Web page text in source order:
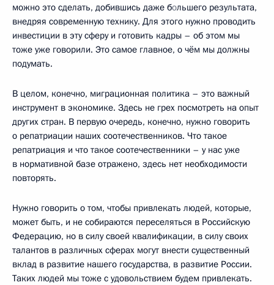
можно это сделать, добившись даже большего результата,
внедряя современную технику. Для этого нужно проводить
инвестиции в эту сферу и готовить кадры – об этом мы
тоже уже говорили. Это самое главное, о чём мы должны
подумать.
В целом, конечно, миграционная политика – это важный
инструмент в экономике. Здесь не грех посмотреть на опыт
других стран. В первую очередь, конечно, нужно говорить
о репатриации наших соотечественников. Что такое
репатриация и что такое соотечественники – у нас уже
в нормативной базе отражено, здесь нет необходимости
повторять.
Нужно говорить о том, чтобы привлекать людей, которые,
может быть, и не собираются переселяться в Российскую
Федерацию, но в силу своей квалификации, в силу своих
талантов в различных сферах могут внести существенный
вклад в развитие нашего государства, в развитие России.
Таких людей мы тоже с удовольствием будем привлекать.